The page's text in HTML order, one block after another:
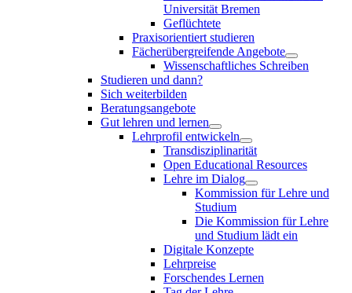
Universität Bremen
Geflüchtete
Praxisorientiert studieren
Fächerübergreifende Angebote
Wissenschaftliches Schreiben
Studieren und dann?
Sich weiterbilden
Beratungsangebote
Gut lehren und lernen
Lehrprofil entwickeln
Transdisziplinarität
Open Educational Resources
Lehre im Dialog
Kommission für Lehre und
Studium
Die Kommission für Lehre
und Studium lädt ein
Digitale Konzepte
Lehrpreise
Forschendes Lernen